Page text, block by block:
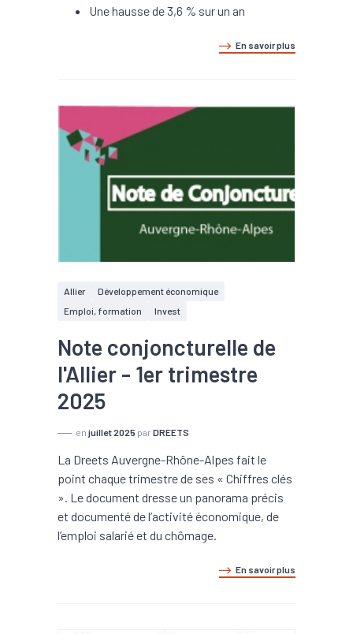
Une hausse de 3,6 % sur un an
En savoir plus
Allier
Développement économique
Emploi, formation
Invest
Note conjoncturelle de
l'Allier - 1er trimestre
2025
en juillet 2025 par DREETS
La Dreets Auvergne-Rhône-Alpes fait le
point chaque trimestre de ses « Chiffres clés
». Le document dresse un panorama précis
et documenté de l’activité économique, de
l’emploi salarié et du chômage.
En savoir plus